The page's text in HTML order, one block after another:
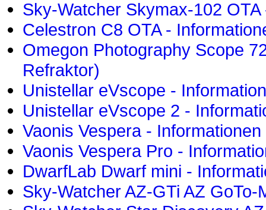
Sky-Watcher Skymax-102
Celestron C8 OTA -
Omegon Photography Scope
Refraktor)
Unistellar eVscope -
Unistellar eVscope 2 -
Vaonis Vespera - Informationen
Vaonis Vespera Pro -
DwarfLab Dwarf mini -
Sky-Watcher AZ-GTi AZ